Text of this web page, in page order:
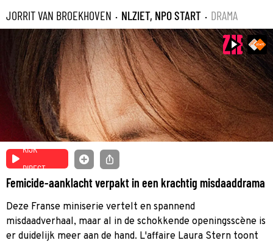
JORRIT VAN BROEKHOVEN · NLZIET, NPO START · DRAMA
KIJK
DIRECT
Femicide-aanklacht verpakt in een krachtig misdaaddrama
Deze Franse miniserie vertelt en spannend
misdaadverhaal, maar al in de schokkende openingsscène is
er duidelijk meer aan de hand. L'affaire Laura Stern toont